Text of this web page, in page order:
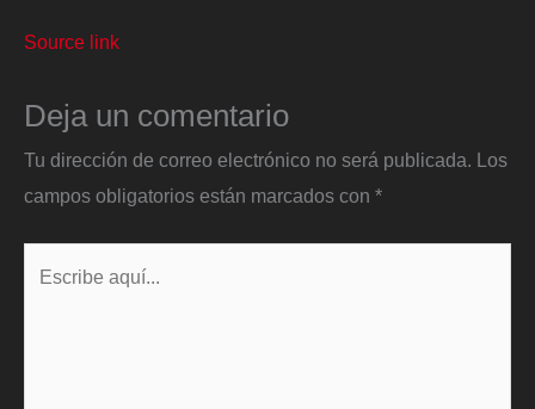
Source link
Deja un comentario
Tu dirección de correo electrónico no será publicada. Los
campos obligatorios están marcados con *